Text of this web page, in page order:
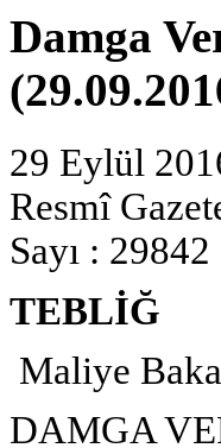
Damga
29 Eylül
Resmî
Sayı : 29842
TEBLİĞ
Maliye
DAMGA